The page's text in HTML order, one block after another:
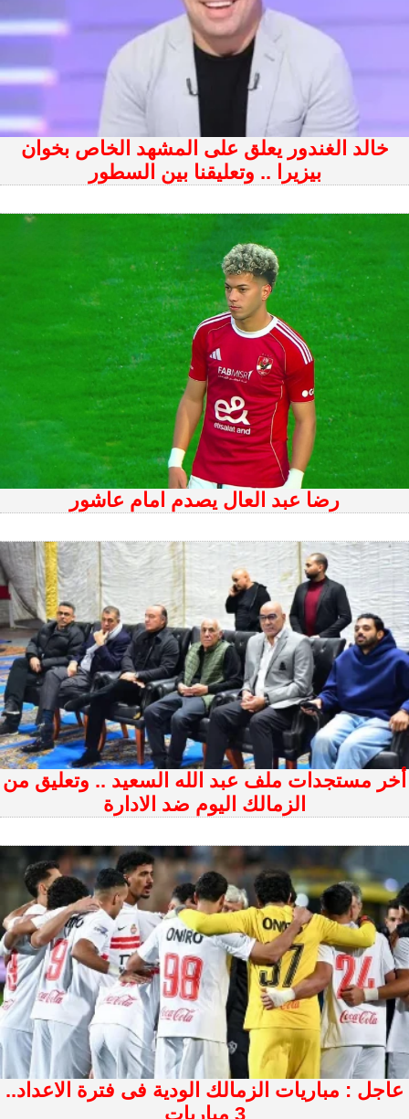
خالد الغندور يعلق على المشهد الخاص بخوان
بيزيرا .. وتعليقنا بين السطور
رضا عبد العال يصدم امام عاشور
أخر مستجدات ملف عبد الله السعيد .. وتعليق من
الزمالك اليوم ضد الادارة
عاجل : مباريات الزمالك الودية فى فترة الاعداد..
3 مباريات